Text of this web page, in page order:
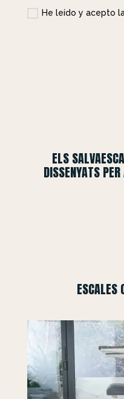
He leído y acepto
ELS
DISSENYATS
ESCALES